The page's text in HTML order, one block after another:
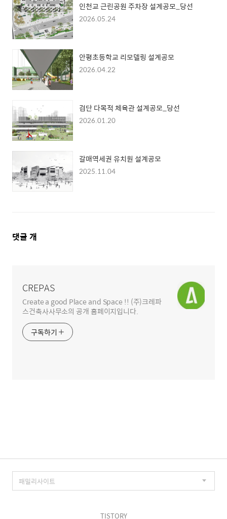
인천교 근린공원 주차장 설계공모_당선
2026.05.24
안평초등학교 리모델링 설계공모
2026.04.22
검단 다목적 체육관 설계공모_당선
2026.01.20
갈매역세권 유치원 설계공모
2025.11.04
댓
댓글 개
CREPAS
Create a good Place and Space !! (주)크레파
스건축사사무소의 공개 홈페이지입니다.
구독하기
TISTORY